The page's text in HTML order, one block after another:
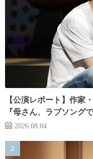
【公演レポート】作家
『母さん、ラブソング
2026.08.04